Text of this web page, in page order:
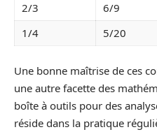
2/3 6/9
1/4
5/20
Une bonne maîtrise de ces
une autre facette des
boîte à outils pour des
réside dans la pratique